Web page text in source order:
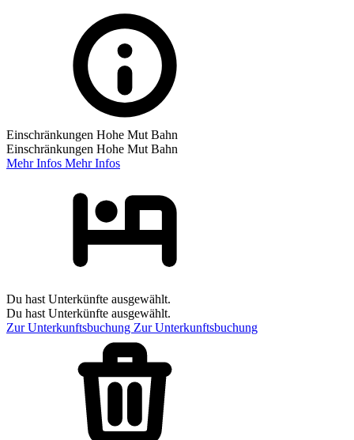
Einschränkungen Hohe Mut Bahn
Einschränkungen Hohe Mut Bahn
Mehr Infos Mehr Infos
Du hast Unterkünfte ausgewählt.
Du hast Unterkünfte ausgewählt.
Zur Unterkunftsbuchung Zur Unterkunftsbuchung